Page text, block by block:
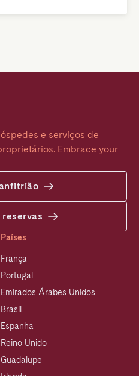
e serviços de
Embrace your
Países
França
Portugal
Emirados Árabes Unidos
Brasil
Espanha
Reino Unido
Guadalupe